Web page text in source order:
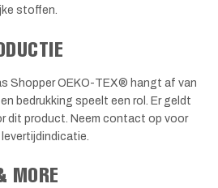
stoffen.
Shopper OEKO-TEX® hangt af van
bedrukking speelt een rol. Er geldt
dit product. Neem contact op voor
MORE